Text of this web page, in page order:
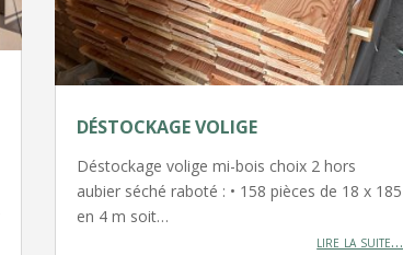
DÉSTOCKAGE VOLIGE
Déstockage volige mi-bois choix 2 hors
aubier séché raboté : • 158 pièces de 18 x 185
en 4 m soit…
lire la suite…